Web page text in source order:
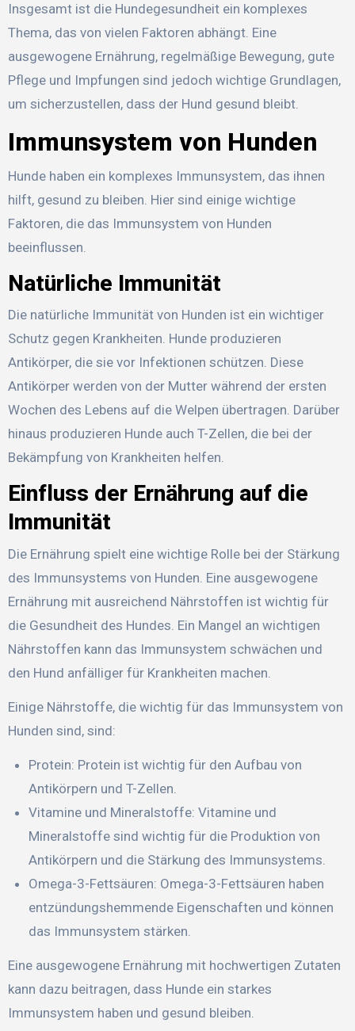
Insgesamt ist die Hundegesundheit ein komplexes
Thema, das von vielen Faktoren abhängt. Eine
ausgewogene Ernährung, regelmäßige Bewegung, gute
Pflege und Impfungen sind jedoch wichtige Grundlagen,
um sicherzustellen, dass der Hund gesund bleibt.
Immunsystem von Hunden
Hunde haben ein komplexes Immunsystem, das ihnen
hilft, gesund zu bleiben. Hier sind einige wichtige
Faktoren, die das Immunsystem von Hunden
beeinflussen.
Natürliche Immunität
Die natürliche Immunität von Hunden ist ein wichtiger
Schutz gegen Krankheiten. Hunde produzieren
Antikörper, die sie vor Infektionen schützen. Diese
Antikörper werden von der Mutter während der ersten
Wochen des Lebens auf die Welpen übertragen. Darüber
hinaus produzieren Hunde auch T-Zellen, die bei der
Bekämpfung von Krankheiten helfen.
Einfluss der Ernährung auf die
Immunität
Die Ernährung spielt eine wichtige Rolle bei der Stärkung
des Immunsystems von Hunden. Eine ausgewogene
Ernährung mit ausreichend Nährstoffen ist wichtig für
die Gesundheit des Hundes. Ein Mangel an wichtigen
Nährstoffen kann das Immunsystem schwächen und
den Hund anfälliger für Krankheiten machen.
Einige Nährstoffe, die wichtig für das Immunsystem von
Hunden sind, sind:
Protein: Protein ist wichtig für den Aufbau von
Antikörpern und T-Zellen.
Vitamine und Mineralstoffe: Vitamine und
Mineralstoffe sind wichtig für die Produktion von
Antikörpern und die Stärkung des Immunsystems.
Omega-3-Fettsäuren: Omega-3-Fettsäuren haben
entzündungshemmende Eigenschaften und können
das Immunsystem stärken.
Eine ausgewogene Ernährung mit hochwertigen Zutaten
kann dazu beitragen, dass Hunde ein starkes
Immunsystem haben und gesund bleiben.